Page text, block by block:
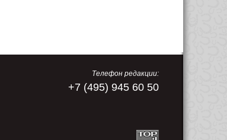
Телефон редакции:
+7 (495) 945 60 50